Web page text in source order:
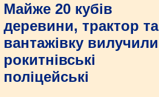
Майже 20 кубів
деревини, трактор та
вантажівку вилучили
рокитнівські
поліцейські